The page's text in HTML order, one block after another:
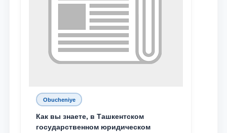
Obucheniye
Как вы знаете, в Ташкентском
государственном юридическом